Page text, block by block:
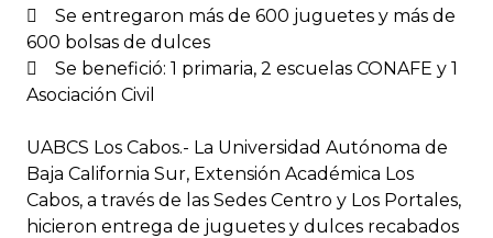
 Se entregaron más de 600 juguetes y más de
600 bolsas de dulces
 Se benefició: 1 primaria, 2 escuelas CONAFE y 1
Asociación Civil
UABCS Los Cabos.- La Universidad Autónoma de
Baja California Sur, Extensión Académica Los
Cabos, a través de las Sedes Centro y Los Portales,
hicieron entrega de juguetes y dulces recabados